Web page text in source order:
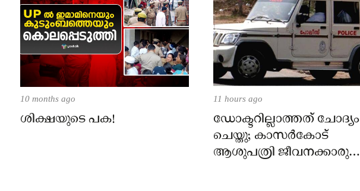
10 months ago
ശിക്ഷയുടെ പക!
11 hours ago
ഡോക്ടറില്ലാത്തത് ചോദ്യം
ചെയ്തു; കാസർകോട്
ആശുപത്രി ജീവനക്കാരുടെ